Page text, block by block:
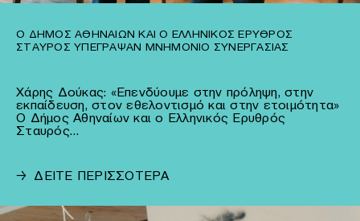
Ο ΔΉΜΟΣ ΑΘΗΝΑΊΩΝ ΚΑΙ Ο ΕΛΛΗΝΙΚΌΣ ΕΡΥΘΡΌΣ
ΣΤΑΥΡΌΣ ΥΠΈΓΡΑΨΑΝ ΜΝΗΜΌΝΙΟ ΣΥΝΕΡΓΑΣΊΑΣ
Χάρης Δούκας: «Επενδύουμε στην πρόληψη, στην
εκπαίδευση, στον εθελοντισμό και στην ετοιμότητα»
Ο Δήμος Αθηναίων και ο Ελληνικός Ερυθρός
Σταυρός…
→ ΔΕΙΤΕ ΠΕΡΙΣΣΟΤΕΡΑ